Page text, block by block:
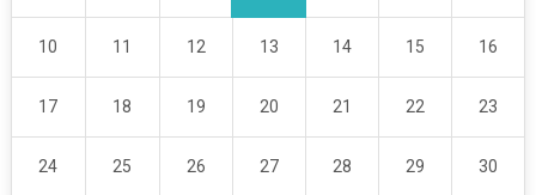
10 11 12 13 14 15 16
17 18 19 20 21 22 23
24 25 26 27 28 29 30